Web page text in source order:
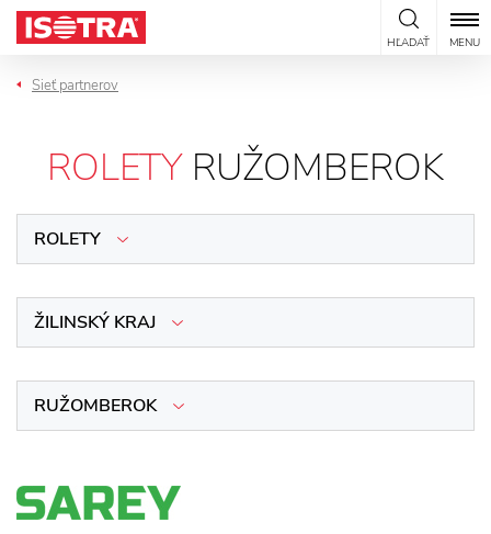
Preskočiť na obsah
HĽADAŤ MENU
Sieť partnerov
ROLETY RUŽOMBEROK
ROLETY
ŽILINSKÝ KRAJ
RUŽOMBEROK